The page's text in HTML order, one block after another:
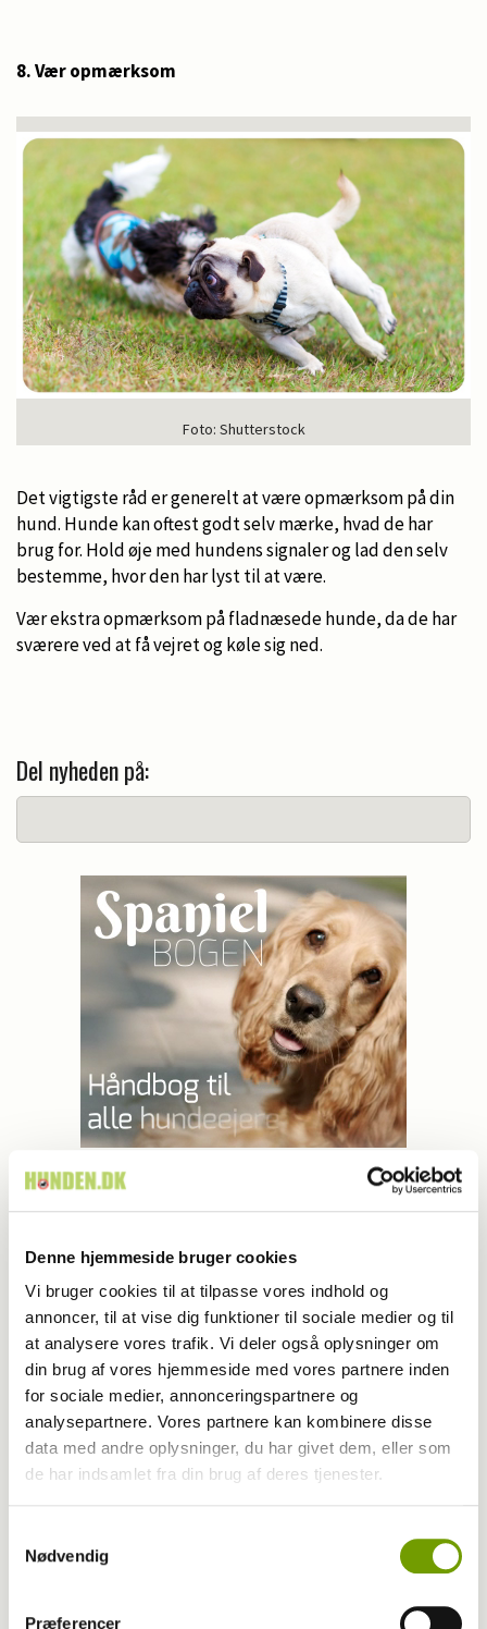
Denne hjemmeside bruger cookies
Vi bruger cookies til at tilpasse vores indhold og
annoncer, til at vise dig funktioner til sociale medier og til
at analysere vores trafik. Vi deler også oplysninger om
din brug af vores hjemmeside med vores partnere inden
for sociale medier, annonceringspartnere og
analysepartnere. Vores partnere kan kombinere disse
data med andre oplysninger, du har givet dem, eller som
de har indsamlet fra din brug af deres tjenester.
Nødvendig
Præferencer
8. Vær opmærksom
Foto: Shutterstock
Det vigtigste råd er generelt at være opmærksom på din
hund. Hunde kan oftest godt selv mærke, hvad de har
brug for. Hold øje med hundens signaler og lad den selv
bestemme, hvor den har lyst til at være.
Vær ekstra opmærksom på fladnæsede hunde, da de har
sværere ved at få vejret og køle sig ned.
Del nyheden på: